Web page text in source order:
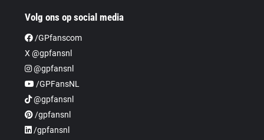
Volg ons op social media
/GPfanscom
X @gpfansnl
@gpfansnl
/GPFansNL
@gpfansnl
/gpfansnl
/gpfansnl